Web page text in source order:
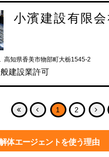
小濱建設有限会
高知県香美市物部町大栃1545-2
建設業許可
1 2
体エージェントを使う理由